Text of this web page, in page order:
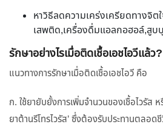
หาวิธีลดความเคร่งเครียดทางจิต
เสพติด,เครื่องดื่มแอลกอฮอล์,สูบ
รักษาอย่างไรเมื่อติดเชื้อเอชไอวีแล้ว?
แนวทางการรักษาเมื่อติดเชื้อเอชไอวี คือ
ก. ใช้ยายับยั้งการเพิ่มจำนวนของเชื้อไวรัส ห
ยาต้านรีโทรไวรัส’ ซึ่งต้องรับประทานตลอด